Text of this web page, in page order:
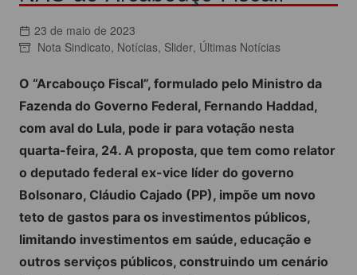
23 de maio de 2023
Nota Sindicato, Notícias, Slider, Últimas Notícias
O “Arcabouço Fiscal”, formulado pelo Ministro da
Fazenda do Governo Federal, Fernando Haddad,
com aval do Lula, pode ir para votação nesta
quarta-feira, 24. A proposta, que tem como relator
o deputado federal ex-vice líder do governo
Bolsonaro, Cláudio Cajado (PP), impõe um novo
teto de gastos para os investimentos públicos,
limitando investimentos em saúde, educação e
outros serviços públicos, construindo um cenário